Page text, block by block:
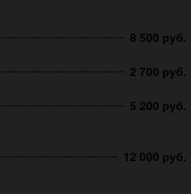
8 500 руб.
2 700 руб.
5 200 руб.
12 000 руб.